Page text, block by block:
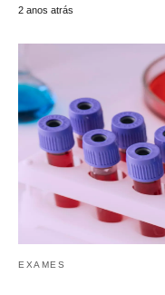
2 anos atrás
EXAMES